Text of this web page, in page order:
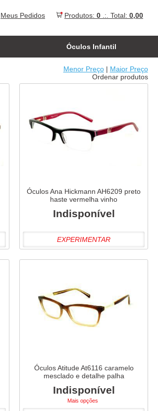
Produtos: 0 .:. Total: 0,00
Meus Pedidos
Óculos Infantil
Menor Preço| Maior Preço
Ordenar produtos
Óculos Ana Hickmann AH6209 preto
haste vermelha vinho
Indisponível
EXPERIMENTAR
Óculos Atitude At6116 caramelo
mesclado e detalhe palha
Indisponível
Mais opções